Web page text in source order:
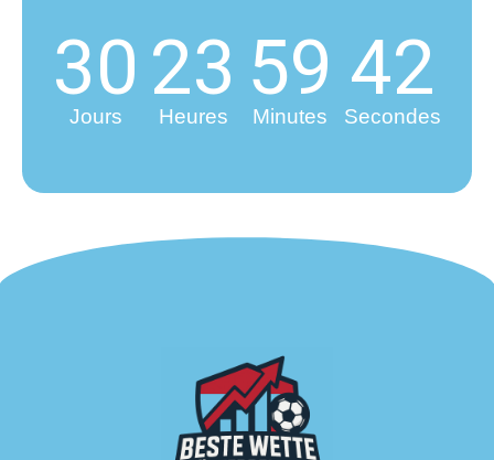
30
Jours
23
Heures
59
Minutes
42
Secondes